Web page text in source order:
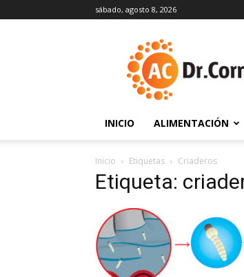
sábado, agosto 8, 2026
INICIO ALIMENTACIÓN
Inicio Etiquetas Criaderos
Etiqueta: